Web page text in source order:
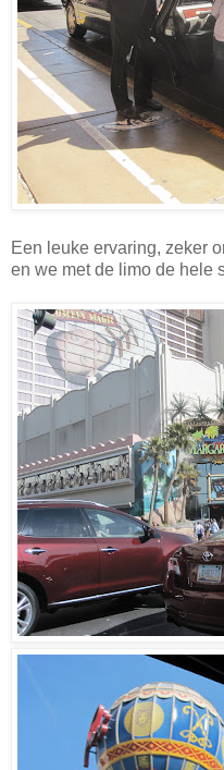
Een leuke ervaring, zeker
en we met de limo de hele